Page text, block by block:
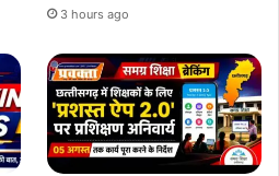
3 hours ago